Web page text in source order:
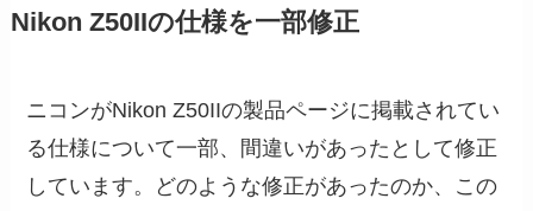
Nikon Z50IIの仕様を一部修正
ニコンがNikon Z50IIの製品ページに掲載されてい
る仕様について一部、間違いがあったとして修正
しています。どのような修正があったのか、この